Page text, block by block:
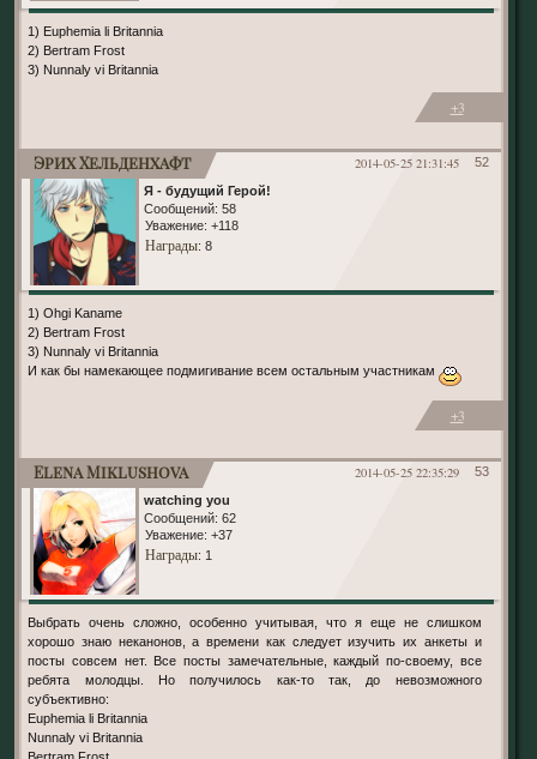
1) Euphemia li Britannia
2) Bertram Frost
3) Nunnaly vi Britannia
+3
52
2014-05-25 21:31:45
Эрих Хельденхафт
Я - будущий Герой!
Сообщений: 58
Уважение: +118
Награды: 8
1) Ohgi Kaname
2) Bertram Frost
3) Nunnaly vi Britannia
И как бы намекающее подмигивание всем остальным участникам
+3
53
2014-05-25 22:35:29
Elena Miklushova
watching you
Сообщений: 62
Уважение: +37
Награды: 1
Выбрать очень сложно, особенно учитывая, что я еще не слишком
хорошо знаю неканонов, а времени как следует изучить их анкеты и
посты совсем нет. Все посты замечательные, каждый по-своему, все
ребята молодцы. Но получилось как-то так, до невозможного
субъективно:
Euphemia li Britannia
Nunnaly vi Britannia